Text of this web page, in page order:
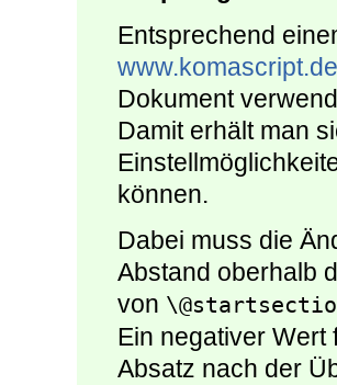
Entsprechend
www.komascript.de
Dokument
Damit erhält man
können.
Dabei muss die
Abstand oberhalb
von
Ein negativer Wert
Absatz nach der